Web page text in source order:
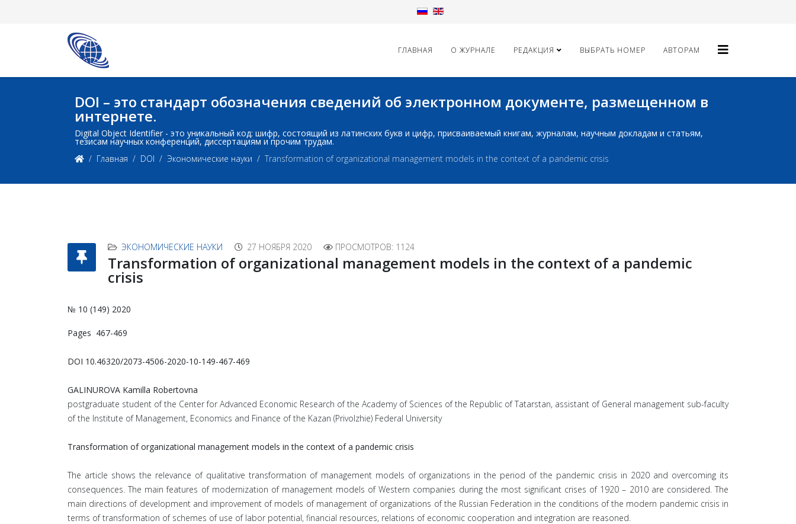
ГЛАВНАЯ О ЖУРНАЛЕ РЕДАКЦИЯ ВЫБРАТЬ НОМЕР АВТОРАМ
DOI – это стандарт обозначения сведений об электронном документе, размещенном в
интернете.
Digital Object Identifier - это уникальный код: шифр, состоящий из латинских букв и цифр, присваиваемый книгам, журналам, научным докладам и статьям,
тезисам научных конференций, диссертациям и прочим трудам.
Главная
DOI Экономические науки Transformation of organizational management models in the context of a pandemic crisis
ЭКОНОМИЧЕСКИЕ НАУКИ 27 НОЯБРЯ 2020 ПРОСМОТРОВ: 1124
Transformation of organizational management models in the context of a pandemic
crisis
№ 10 (149) 2020
Pages 467-469
DOI 10.46320/2073-4506-2020-10-149-467-469
GALINUROVA Kamilla Robertovna
postgraduate student of the Center for Advanced Economic Research of the Academy of Sciences of the Republic of Tatarstan, assistant of General management sub-faculty
of the Institute of Management, Economics and Finance of the Kazan (Privolzhie) Federal University
Transformation of organizational management models in the context of a pandemic crisis
The article shows the relevance of qualitative transformation of management models of organizations in the period of the pandemic crisis in 2020 and overcoming its
consequences. The main features of modernization of management models of Western companies during the most significant crises of 1920 – 2010 are considered. The
main directions of development and improvement of models of management of organizations of the Russian Federation in the conditions of the modern pandemic crisis in
terms of transformation of schemes of use of labor potential, financial resources, relations of economic cooperation and integration are reasoned.